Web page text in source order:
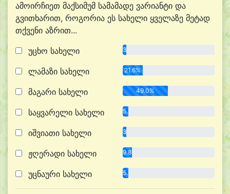
ამოირჩიეთ მაქსიმუმ სამამადე ვარიანტი და
გვითხარით, როგორია ეს სახელი ყველაზე მეტად
თქვენი აზრით...
უცხო სახელი
3.9%
ლამაზი სახელი 21.6%
მაგარი სახელი 49.0%
საყვარელი სახელი 5.9%
იშვიათი სახელი 3.9%
ჟღერადი სახელი 9.8%
უცნაური სახელი 5.9%